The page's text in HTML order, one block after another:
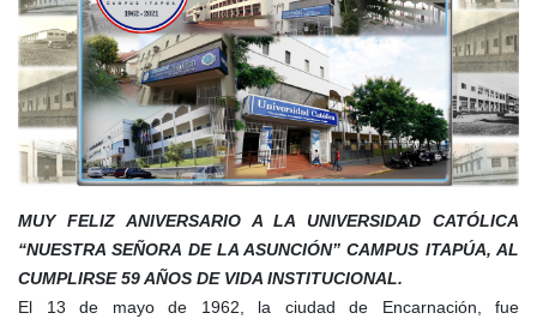
MUY FELIZ ANIVERSARIO A LA UNIVERSIDAD CATÓLICA
“NUESTRA SEÑORA DE LA ASUNCIÓN” CAMPUS ITAPÚA, AL
CUMPLIRSE 59 AÑOS DE VIDA INSTITUCIONAL.
El 13 de mayo de 1962, la ciudad de Encarnación, fue